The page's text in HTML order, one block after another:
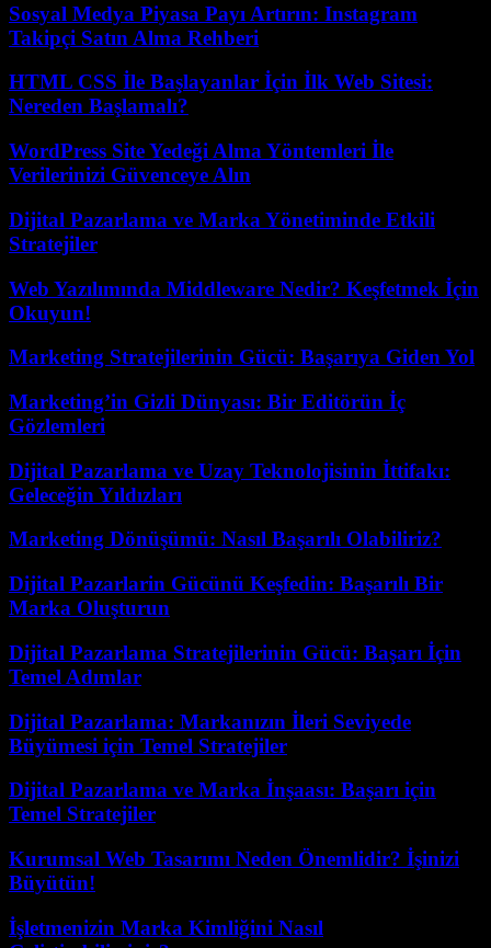
Sosyal Medya Piyasa Payı Artırın: Instagram
Takipçi Satın Alma Rehberi
HTML CSS İle Başlayanlar İçin İlk Web Sitesi:
Nereden Başlamalı?
WordPress Site Yedeği Alma Yöntemleri İle
Verilerinizi Güvenceye Alın
Dijital Pazarlama ve Marka Yönetiminde Etkili
Stratejiler
Web Yazılımında Middleware Nedir? Keşfetmek İçin
Okuyun!
Marketing Stratejilerinin Gücü: Başarıya Giden Yol
Marketing’in Gizli Dünyası: Bir Editörün İç
Gözlemleri
Dijital Pazarlama ve Uzay Teknolojisinin İttifakı:
Geleceğin Yıldızları
Marketing Dönüşümü: Nasıl Başarılı Olabiliriz?
Dijital Pazarlarin Gücünü Keşfedin: Başarılı Bir
Marka Oluşturun
Dijital Pazarlama Stratejilerinin Gücü: Başarı İçin
Temel Adımlar
Dijital Pazarlama: Markanızın İleri Seviyede
Büyümesi için Temel Stratejiler
Dijital Pazarlama ve Marka İnşaası: Başarı için
Temel Stratejiler
Kurumsal Web Tasarımı Neden Önemlidir? İşinizi
Büyütün!
İşletmenizin Marka Kimliğini Nasıl